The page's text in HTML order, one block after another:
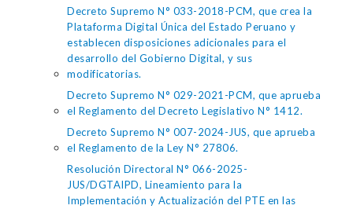
Decreto Supremo N° 033-2018-PCM, que crea la
Plataforma Digital Única del Estado Peruano y
establecen disposiciones adicionales para el
desarrollo del Gobierno Digital, y sus
modificatorias.
Decreto Supremo N° 029-2021-PCM, que aprueba
el Reglamento del Decreto Legislativo N° 1412.
Decreto Supremo N° 007-2024-JUS, que aprueba
el Reglamento de la Ley N° 27806.
Resolución Directoral N° 066-2025-
JUS/DGTAIPD, Lineamiento para la
Implementación y Actualización del PTE en las